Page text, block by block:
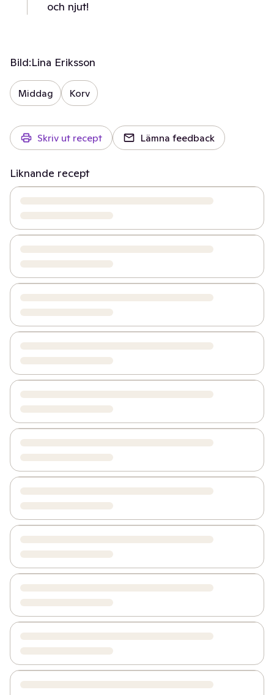
och njut!
Bild:Lina Eriksson
Middag Korv
Skriv ut recept Lämna feedback
Liknande recept